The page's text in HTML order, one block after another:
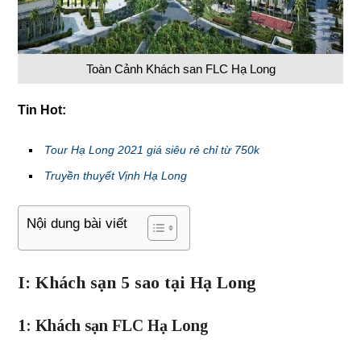
Toàn Cảnh Khách san FLC Hạ Long
Tin Hot:
Tour Hạ Long 2021 giá siêu rẻ chỉ từ 750k
Truyền thuyết Vịnh Hạ Long
Nội dung bài viết
I: Khách sạn 5 sao tại Hạ Long
1: Khách sạn FLC Hạ Long